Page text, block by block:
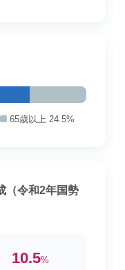
65歳以上 24.5%
（令和2年国勢
10.5%